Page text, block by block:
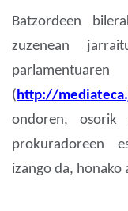
Batzordeen
zuzenean
(http://
ondoren, osorik
prokuradoreen
izango da, honako